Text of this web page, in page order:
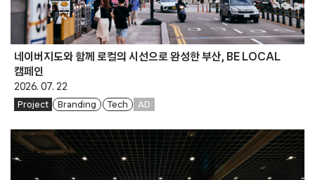
네이버지도와 함께 로컬의 시선으로 완성한 부산, BE LOCAL
캠페인
2026. 07. 22
Project Branding Tech AD